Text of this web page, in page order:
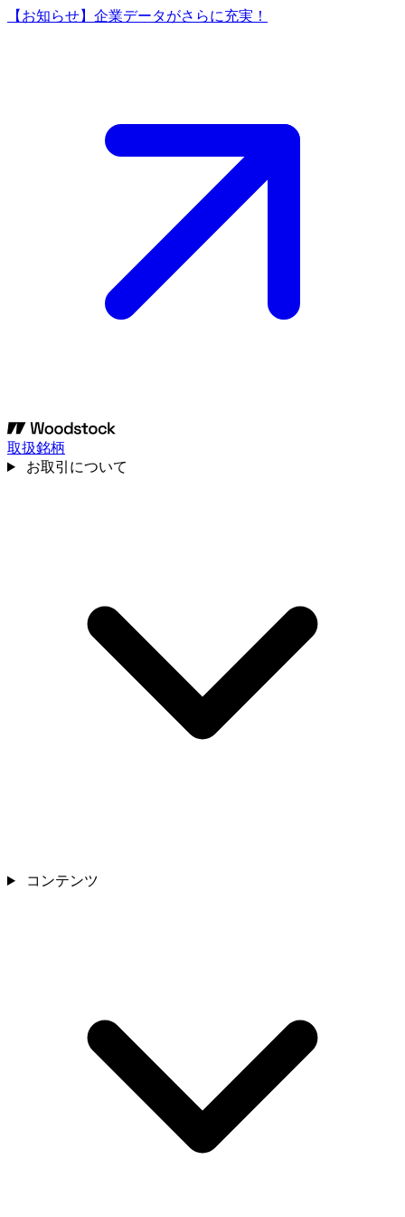
【お知らせ】企業データがさらに充実！
取扱銘柄
お取引について
コンテンツ